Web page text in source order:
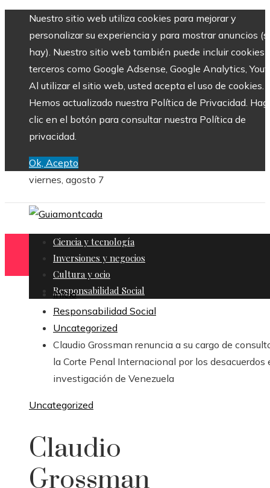
Nuestro sitio web utiliza cookies para mejorar y
personalizar su experiencia y para mostrar anuncios
hay). Nuestro sitio web también puede incluir cookies
terceros como Google Adsense, Google Analytics,
Al utilizar el sitio web, usted acepta el uso de cookies.
Hemos actualizado nuestra Política de Privacidad.
clic en el botón para consultar nuestra Política de
privacidad.
Ok, Acepto
viernes, agosto 7
Ciencia y tecnología
Inversiones y negocios
Cultura y ocio
Responsabilidad Social
Inicio
Responsabilidad Social
Uncategorized
Claudio Grossman renuncia a su cargo de
la Corte Penal Internacional por los desacuerdos
investigación de Venezuela
Uncategorized
Claudio
Grossman